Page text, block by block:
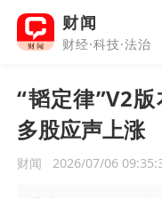
财闻
财经·科技·法治
“韬定律”V2
多股应声上涨
财闻 2026/07/06